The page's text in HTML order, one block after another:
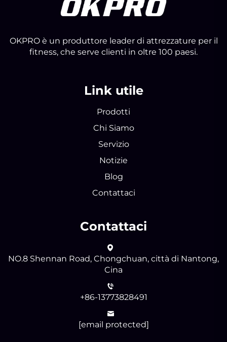
OKPRO è un produttore leader di attrezzature per il
fitness, che serve clienti in oltre 100 paesi.
Link utile
Prodotti
Chi Siamo
Servizio
Notizie
Blog
Contattaci
Contattaci
NO.8 Shennan Road, Chongchuan, città di Nantong,
Cina
+86-13773828491
[email protected]